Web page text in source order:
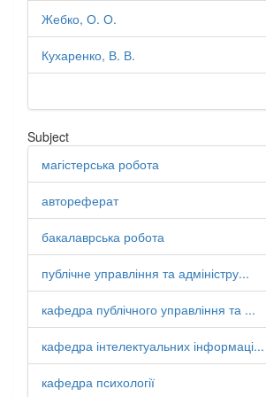
Жебко, О. О.
Кухаренко, В. В.
Subject
магістерська робота
автореферат
бакалаврська робота
публічне управління та адміністру...
кафедра публічного управління та ...
кафедра інтелектуальних інформаці...
кафедра психології